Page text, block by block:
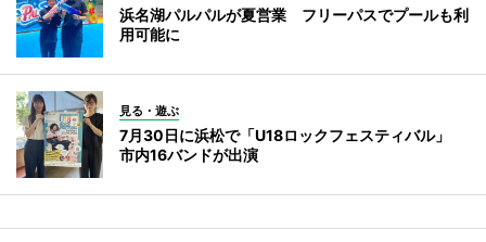
浜名湖パルパルが夏営業 フリーパスでプールも利
用可能に
見る・遊ぶ
7月30日に浜松で「U18ロックフェスティバル」
市内16バンドが出演